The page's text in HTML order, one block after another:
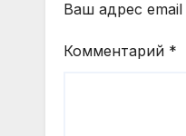
Ваш адрес email
Комментарий *